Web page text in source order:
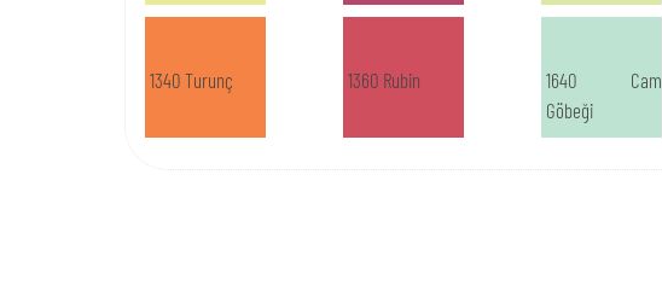
1340 Turunç 1360 Rubin
1640 Cam
Göbeği